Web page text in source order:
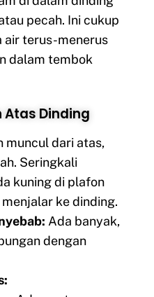
pecah. Ini cukup
air terus-menerus
dalam tembok
Atas Dinding
muncul dari atas,
Seringkali
kuning di plafon
ke dinding.
Ada banyak,
dengan